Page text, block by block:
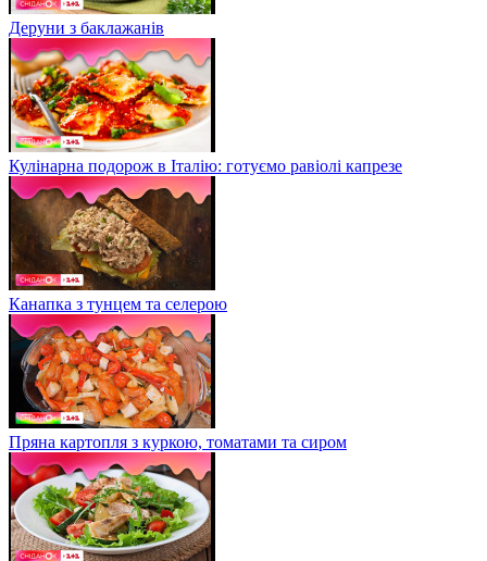
Деруни з баклажанів
Кулінарна подорож в Італію: готуємо равіолі капрезе
Канапка з тунцем та селерою
Пряна картопля з куркою, томатами та сиром